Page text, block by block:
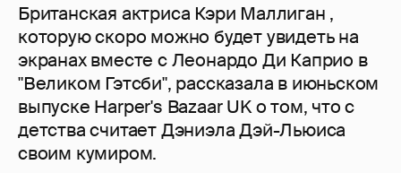
Британская актриса Кэри Маллиган ,
которую скоро можно будет увидеть на
экранах вместе с Леонардо Ди Каприо в
"Великом Гэтсби", рассказала в июньском
выпуске Harper's Bazaar UK о том, что с
детства считает Дэниэла Дэй-Льюиса
своим кумиром.